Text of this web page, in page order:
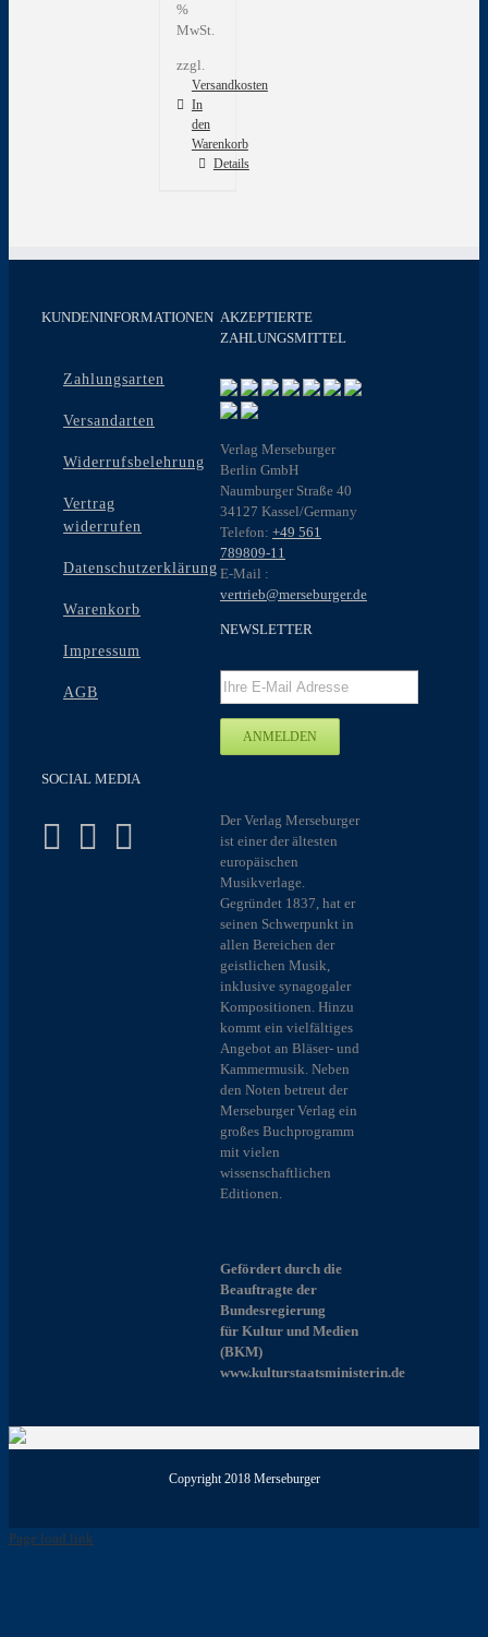
%
MwSt.
zzgl.
Versandkosten
In
den
Warenkorb
Details
KUNDENINFORMATIONEN
Zahlungsarten
Versandarten
Widerrufsbelehrung
Vertrag
widerrufen
Datenschutzerklärung
Warenkorb
Impressum
AGB
SOCIAL MEDIA
AKZEPTIERTE
ZAHLUNGSMITTEL
Verlag Merseburger
Berlin GmbH
Naumburger Straße 40
34127 Kassel/Germany
Telefon: +49 561
789809-11
E-Mail :
vertrieb@merseburger.de
NEWSLETTER
Der Verlag Merseburger
ist einer der ältesten
europäischen
Musikverlage.
Gegründet 1837, hat er
seinen Schwerpunkt in
allen Bereichen der
geistlichen Musik,
inklusive synagogaler
Kompositionen. Hinzu
kommt ein vielfältiges
Angebot an Bläser- und
Kammermusik. Neben
den Noten betreut der
Merseburger Verlag ein
großes Buchprogramm
mit vielen
wissenschaftlichen
Editionen.
Gefördert durch die
Beauftragte der
Bundesregierung
für Kultur und Medien
(BKM)
www.kulturstaatsministerin.de
Copyright 2018 Merseburger
Page load link